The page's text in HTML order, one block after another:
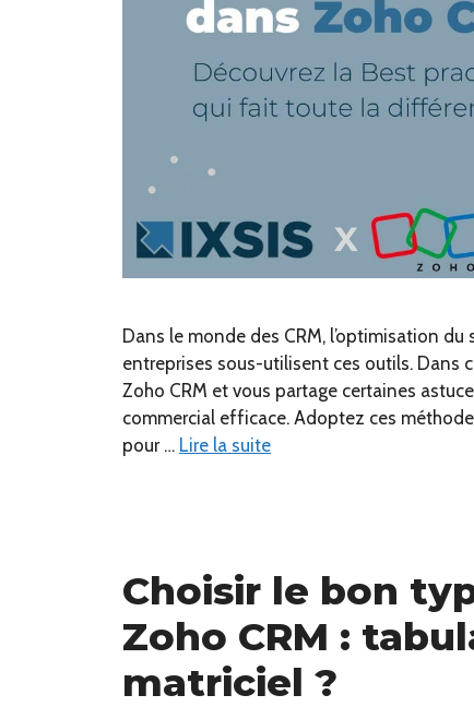
Dans le monde des CRM, l’optimisation
entreprises sous-utilisent ces outils. Dans
Zoho CRM et vous partage certaines
commercial efficace. Adoptez ces
pour … Lire la suite
Choisir le bon
Zoho CRM :
matriciel ?